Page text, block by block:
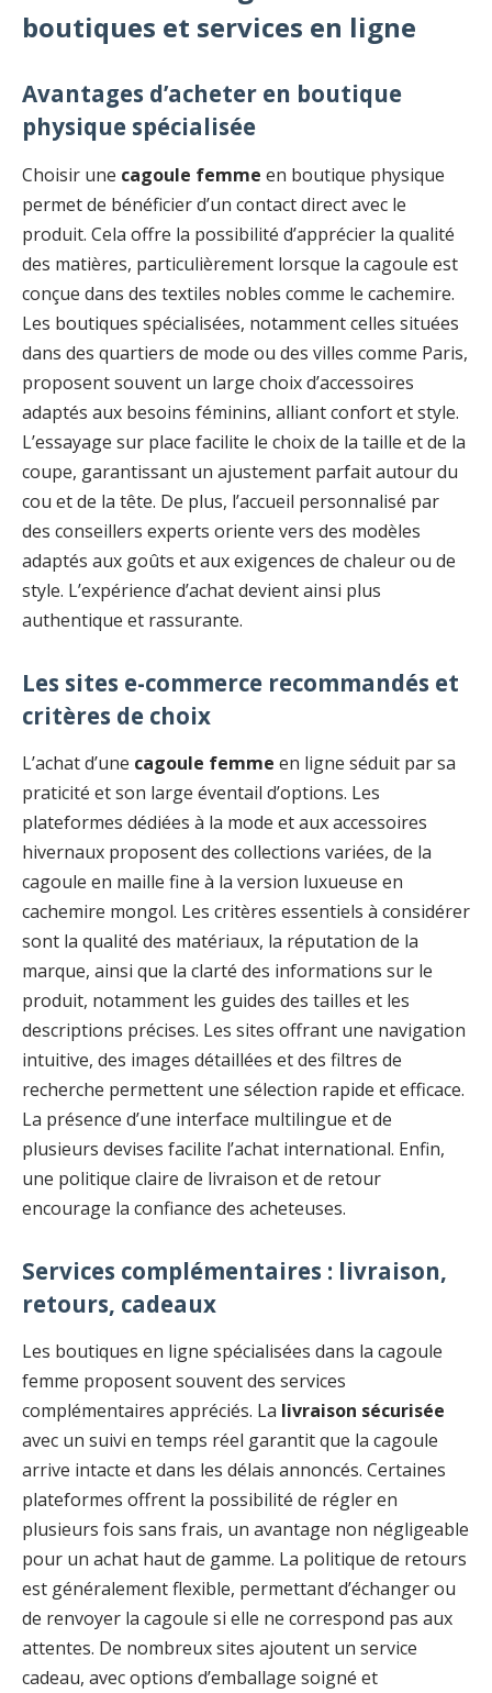
boutiques et services en ligne
Avantages d’acheter en boutique
physique spécialisée
Choisir une cagoule femme en boutique physique
permet de bénéficier d’un contact direct avec le
produit. Cela offre la possibilité d’apprécier la qualité
des matières, particulièrement lorsque la cagoule est
conçue dans des textiles nobles comme le cachemire.
Les boutiques spécialisées, notamment celles situées
dans des quartiers de mode ou des villes comme Paris,
proposent souvent un large choix d’accessoires
adaptés aux besoins féminins, alliant confort et style.
L’essayage sur place facilite le choix de la taille et de la
coupe, garantissant un ajustement parfait autour du
cou et de la tête. De plus, l’accueil personnalisé par
des conseillers experts oriente vers des modèles
adaptés aux goûts et aux exigences de chaleur ou de
style. L’expérience d’achat devient ainsi plus
authentique et rassurante.
Les sites e-commerce recommandés et
critères de choix
L’achat d’une cagoule femme en ligne séduit par sa
praticité et son large éventail d’options. Les
plateformes dédiées à la mode et aux accessoires
hivernaux proposent des collections variées, de la
cagoule en maille fine à la version luxueuse en
cachemire mongol. Les critères essentiels à considérer
sont la qualité des matériaux, la réputation de la
marque, ainsi que la clarté des informations sur le
produit, notamment les guides des tailles et les
descriptions précises. Les sites offrant une navigation
intuitive, des images détaillées et des filtres de
recherche permettent une sélection rapide et efficace.
La présence d’une interface multilingue et de
plusieurs devises facilite l’achat international. Enfin,
une politique claire de livraison et de retour
encourage la confiance des acheteuses.
Services complémentaires : livraison,
retours, cadeaux
Les boutiques en ligne spécialisées dans la cagoule
femme proposent souvent des services
complémentaires appréciés. La livraison sécurisée
avec un suivi en temps réel garantit que la cagoule
arrive intacte et dans les délais annoncés. Certaines
plateformes offrent la possibilité de régler en
plusieurs fois sans frais, un avantage non négligeable
pour un achat haut de gamme. La politique de retours
est généralement flexible, permettant d’échanger ou
de renvoyer la cagoule si elle ne correspond pas aux
attentes. De nombreux sites ajoutent un service
cadeau, avec options d’emballage soigné et